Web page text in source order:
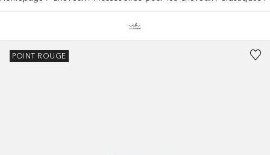
POINT ROUGE